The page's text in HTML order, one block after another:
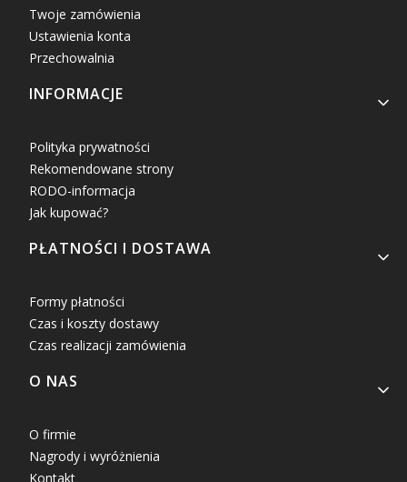
Twoje zamówienia
Ustawienia konta
Przechowalnia
INFORMACJE
Polityka prywatności
Rekomendowane strony
RODO-informacja
Jak kupować?
PŁATNOŚCI I DOSTAWA
Formy płatności
Czas i koszty dostawy
Czas realizacji zamówienia
O NAS
O firmie
Nagrody i wyróżnienia
Kontakt